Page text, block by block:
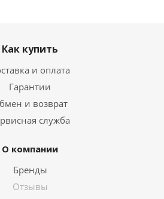
Как купить
и оплата
Гарантии
и возврат
служба
О компании
Бренды
Отзывы